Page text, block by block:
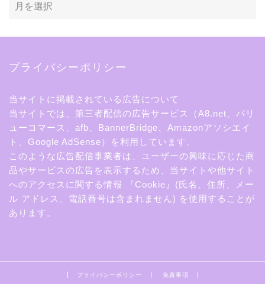
プライバシーポリシー
当サイトに掲載されている広告について
当サイトでは、第三者配信の広告サービス（A8.net、バリ
ューコマース、afb、BannerBridge、Amazonアソシエイ
ト、Google AdSense）を利用しています。
このような広告配信事業者は、ユーザーの興味に応じた商
品やサービスの広告を表示するため、当サイトや他サイト
へのアクセスに関する情報 『Cookie』(氏名、住所、メー
ル アドレス、電話番号は含まれません) を使用することが
あります。
プライバシーポリシー 免責事項